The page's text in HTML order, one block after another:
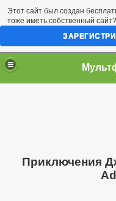
Приключения
Этот сайт был создан
тоже иметь собственный сайт?